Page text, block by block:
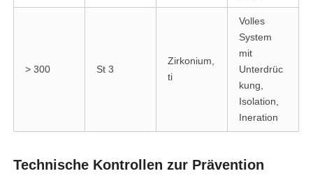
> 300 St 3
Zirkonium,
ti
Volles
System
mit
Unterdrüc
kung,
Isolation,
Ineration
Technische Kontrollen zur Prävention